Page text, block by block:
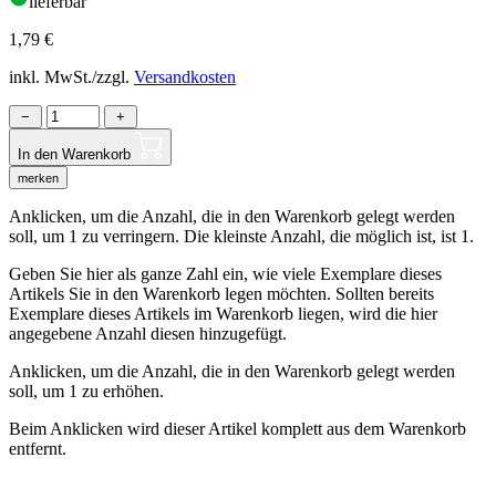
1,79 €
inkl. MwSt./zzgl. Versandkosten
− +
In den Warenkorb
merken
Anklicken, um die Anzahl, die in den Warenkorb gelegt werden
soll, um 1 zu verringern. Die kleinste Anzahl, die möglich ist, ist 1.
Geben Sie hier als ganze Zahl ein, wie viele Exemplare dieses
Artikels Sie in den Warenkorb legen möchten. Sollten bereits
Exemplare dieses Artikels im Warenkorb liegen, wird die hier
angegebene Anzahl diesen hinzugefügt.
Anklicken, um die Anzahl, die in den Warenkorb gelegt werden
soll, um 1 zu erhöhen.
Beim Anklicken wird dieser Artikel komplett aus dem Warenkorb
entfernt.